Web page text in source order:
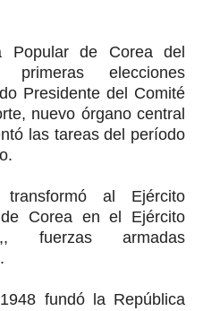
Popular de Corea del
elecciones
Presidente del Comité
nuevo órgano central
las tareas del período
al Ejército
Corea en el Ejército
fuerzas armadas
fundó la República